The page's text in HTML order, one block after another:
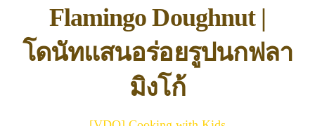
Flamingo Doughnut |
โดนัทแสนอร่อยรูปนกฟลา
มิงโก้